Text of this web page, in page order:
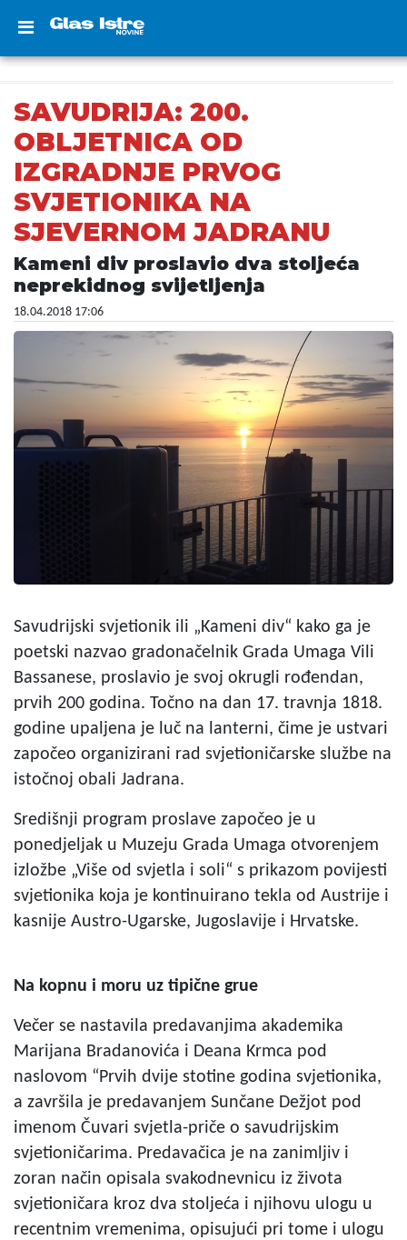
SAVUDRIJA: 200.
OBLJETNICA OD
IZGRADNJE PRVOG
SVJETIONIKA NA
SJEVERNOM JADRANU
Kameni div proslavio dva stoljeća
neprekidnog svijetljenja
18.04.2018 17:06
Savudrijski svjetionik ili „Kameni div“ kako ga je
poetski nazvao gradonačelnik Grada Umaga Vili
Bassanese, proslavio je svoj okrugli rođendan,
prvih 200 godina. Točno na dan 17. travnja 1818.
godine upaljena je luč na lanterni, čime je ustvari
započeo organizirani rad svjetioničarske službe na
istočnoj obali Jadrana.
Središnji program proslave započeo je u
ponedjeljak u Muzeju Grada Umaga otvorenjem
izložbe „Više od svjetla i soli“ s prikazom povijesti
svjetionika koja je kontinuirano tekla od Austrije i
kasnije Austro-Ugarske, Jugoslavije i Hrvatske.
Na kopnu i moru uz tipične grue
Večer se nastavila predavanjima akademika
Marijana Bradanovića i Deana Krmca pod
naslovom “Prvih dvije stotine godina svjetionika,
a završila je predavanjem Sunčane Dežjot pod
imenom Čuvari svjetla-priče o savudrijskim
svjetioničarima. Predavačica je na zanimljiv i
zoran način opisala svakodnevnicu iz života
svjetioničara kroz dva stoljeća i njihovu ulogu u
recentnim vremenima, opisujući pri tome i ulogu